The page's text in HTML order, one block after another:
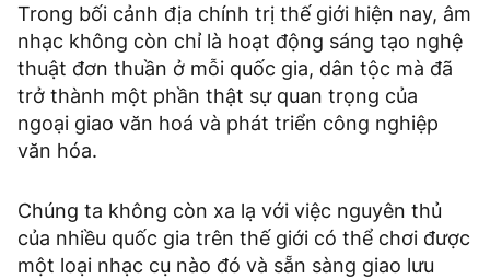
Trong bối cảnh địa chính trị thế giới hiện nay, âm
nhạc không còn chỉ là hoạt động sáng tạo nghệ
thuật đơn thuần ở mỗi quốc gia, dân tộc mà đã
trở thành một phần thật sự quan trọng của
ngoại giao văn hoá và phát triển công nghiệp
văn hóa.
Chúng ta không còn xa lạ với việc nguyên thủ
của nhiều quốc gia trên thế giới có thể chơi được
một loại nhạc cụ nào đó và sẵn sàng giao lưu